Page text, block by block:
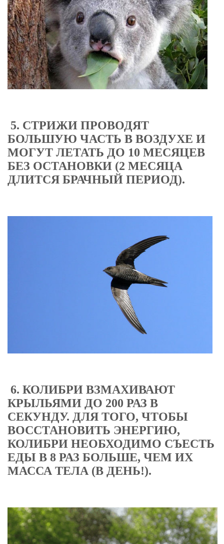
5. СТРИЖИ ПРОВОДЯТ
БОЛЬШУЮ ЧАСТЬ В ВОЗДУХЕ И
МОГУТ ЛЕТАТЬ ДО 10 МЕСЯЦЕВ
БЕЗ ОСТАНОВКИ (2 МЕСЯЦА
ДЛИТСЯ БРАЧНЫЙ ПЕРИОД).
6. КОЛИБРИ ВЗМАХИВАЮТ
КРЫЛЬЯМИ ДО 200 РАЗ В
СЕКУНДУ. ДЛЯ ТОГО, ЧТОБЫ
ВОССТАНОВИТЬ ЭНЕРГИЮ,
КОЛИБРИ НЕОБХОДИМО СЪЕСТЬ
ЕДЫ В 8 РАЗ БОЛЬШЕ, ЧЕМ ИХ
МАССА ТЕЛА (В ДЕНЬ!).